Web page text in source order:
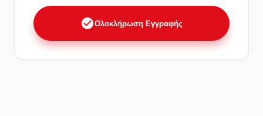
check_circleΟλοκλήρωση Εγγραφής